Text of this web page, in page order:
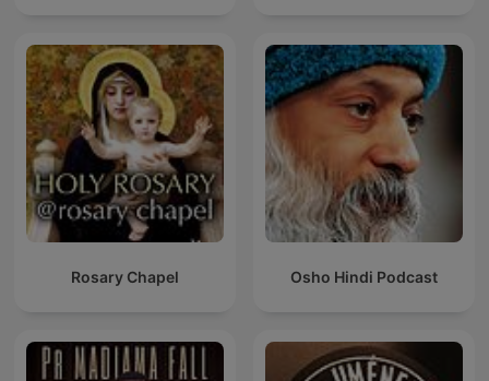
Rosary Chapel Osho Hindi Podcast